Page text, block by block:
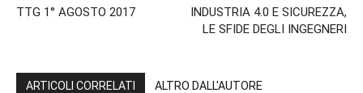
TTG 1° AGOSTO 2017
INDUSTRIA 4.0 E SICUREZZA,
LE SFIDE DEGLI INGEGNERI
ARTICOLI CORRELATI ALTRO DALL'AUTORE